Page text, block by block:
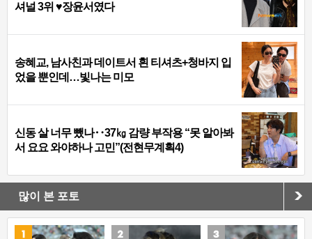
셔널 3위 ♥장윤서였다
송혜교, 남사친과 데이트서 흰 티셔츠+청바지 입
었을 뿐인데…빛나는 미모
신동 살 너무 뺐나‥37㎏ 감량 부작용 “못 알아봐
서 요요 와야하나 고민”(전현무계획4)
많이 본 포토